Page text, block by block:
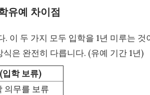
유예 차이점
. 이 두 가지 모두 입학을 1년 미루는 것
은 완전히 다릅니다. (유예 기간 1년)
학 보류)
의무를 보류